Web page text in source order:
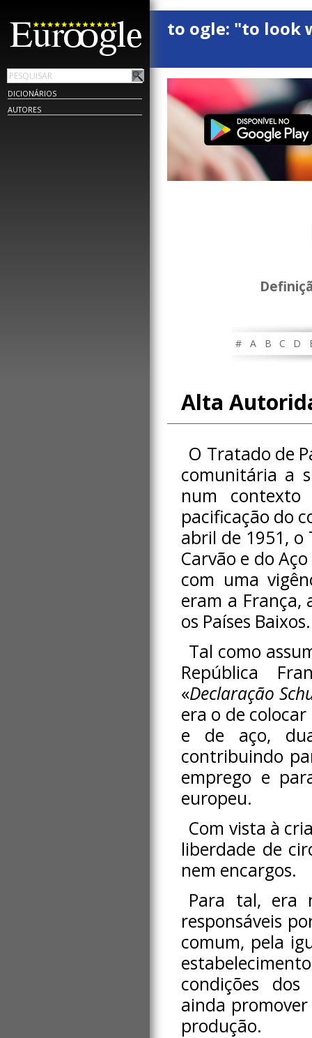
DICIONÁRIOS
AUTORES
to ogle: "to look
# A B C D
Alta
O Tratado de
comunitária a
num contexto
pacificação do
abril de 1951,
Carvão e do
com uma
eram a França,
os Países Baixos.
Tal como
República
«Declaração
era o de
e de aço,
contribuindo
emprego e
europeu.
Com vista à
liberdade de
nem encargos.
Para tal, era
responsáveis
comum, pela
condições dos
ainda
produção.